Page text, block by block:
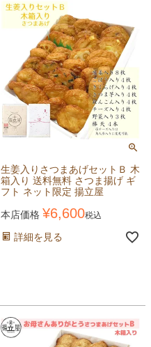
生姜入りさつまあげセットＢ 木
箱入り 送料無料 さつま揚げ ギ
フト ネット限定 揚立屋
本店価格 ¥6,600税込
詳細を見る